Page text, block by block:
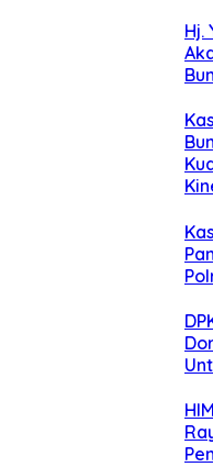
Hj.
Bun